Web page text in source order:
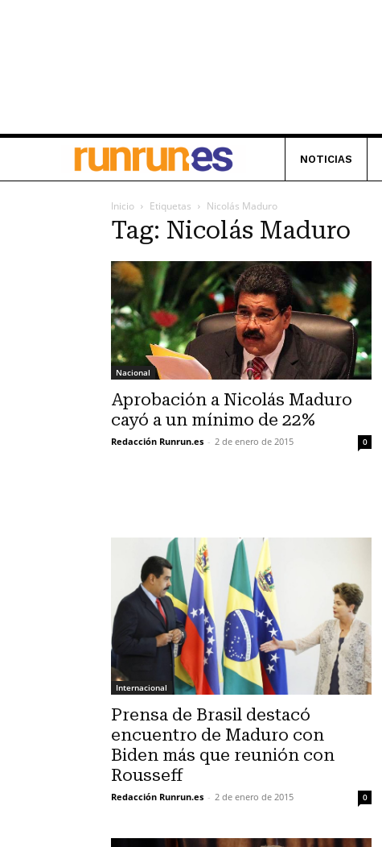
NOTICIAS
Inicio Etiquetas Nicolás Maduro
Tag: Nicolás Maduro
Nacional
Aprobación a Nicolás Maduro
cayó a un mínimo de 22%
Redacción Runrun.es - 2 de enero de 2015 0
Internacional
Prensa de Brasil destacó
encuentro de Maduro con
Biden más que reunión con
Rousseff
Redacción Runrun.es - 2 de enero de 2015 0